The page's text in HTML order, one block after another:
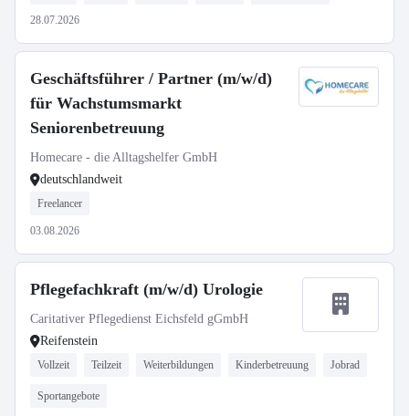
28.07.2026
Geschäftsführer / Partner (m/w/d)
für Wachstumsmarkt
Seniorenbetreuung
Homecare - die Alltagshelfer GmbH
deutschlandweit
Freelancer
03.08.2026
Pflegefachkraft (m/w/d) Urologie
Caritativer Pflegedienst Eichsfeld gGmbH
Reifenstein
Vollzeit Teilzeit Weiterbildungen Kinderbetreuung Jobrad
Sportangebote